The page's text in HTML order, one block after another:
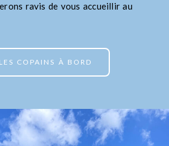
ravis de vous accueillir au
COPAINS À BORD